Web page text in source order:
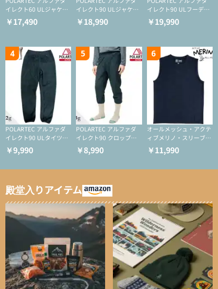
イレクト60 ULジャケッ
ト（登山/ミドルレイヤ
ー/化繊ジャケット）
￥17,490
イレクト90 ULジャケッ
ト（アクティブインサレ
ーション/ミドルレイヤ
￥18,990
イレクト90 ULフーディ
（アクティブインサレー
ション/ミドルレイヤー/
￥19,990
4
POLARTEC アルファダ
イレクト90 ULタイツ
（アクティブインサレー
ション/テント泊用パジ
￥9,990
5
POLARTEC アルファダ
イレクト90 クロップド
ULタイツ（アクティブ
インサレーション/テン
￥8,990
6
オールメッシュ・アクテ
ィブメリノ・スリーブレ
ス
￥11,990
殿堂入りアイテム